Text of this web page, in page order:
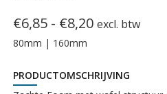
€6,85 - €8,20Prijsklasse:
€8,20
excl. btw
80mm | 160mm
PRODUCTOMSCHRIJVING